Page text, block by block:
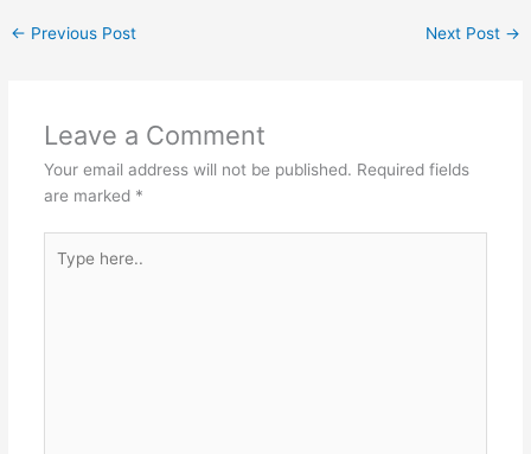
← Previous Post Next Post →
Leave a Comment
Your email address will not be published. Required fields
are marked *
here..